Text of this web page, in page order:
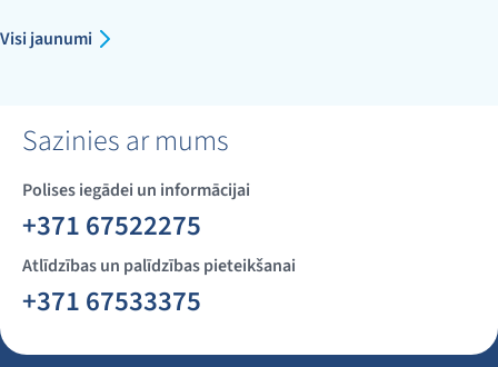
Visi jaunumi
Sazinies ar mums
Polises iegādei un informācijai
+371 67522275
Atlīdzības un palīdzības pieteikšanai
+371 67533375